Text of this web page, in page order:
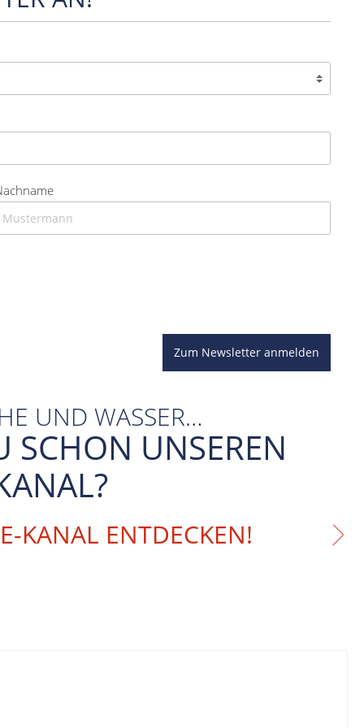
Zum Newsletter anmelden
UND WASSER…
SCHON UNSEREN
KANAL ENTDECKEN!